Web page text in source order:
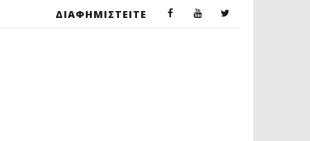
ΔΙΑΦΗΜΙΣΤΕΙΤΕ